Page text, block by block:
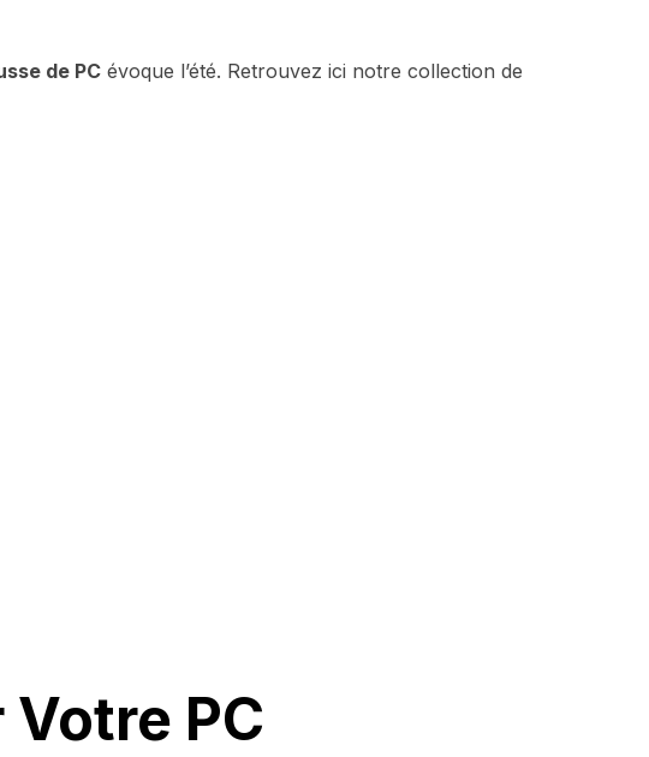
de PC évoque l’été. Retrouvez ici notre collection de
PC